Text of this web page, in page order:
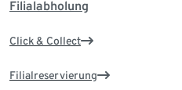
Filialabholung
Click & Collect
Filialreservierung